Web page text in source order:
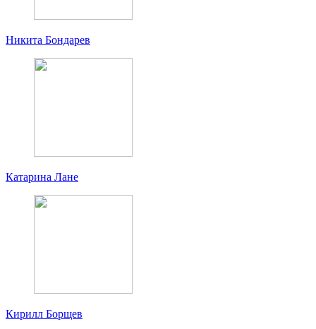
Никита Бондарев
Катарина Лане
Кирилл Борщев